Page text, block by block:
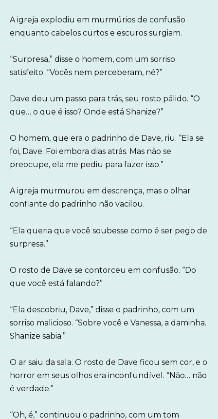
A igreja explodiu em murmúrios de confusão
enquanto cabelos curtos e escuros surgiam.
“Surpresa,” disse o homem, com um sorriso
satisfeito. “Vocês nem perceberam, né?”
Dave deu um passo para trás, seu rosto pálido. “O
que… o que é isso? Onde está Shanize?”
O homem, que era o padrinho de Dave, riu. “Ela se
foi, Dave. Foi embora dias atrás. Mas não se
preocupe, ela me pediu para fazer isso.”
A igreja murmurou em descrença, mas o olhar
confiante do padrinho não vacilou.
“Ela queria que você soubesse como é ser pego de
surpresa.”
O rosto de Dave se contorceu em confusão. “Do
que você está falando?”
“Ela descobriu, Dave,” disse o padrinho, com um
sorriso malicioso. “Sobre você e Vanessa, a daminha.
Shanize sabia.”
O ar saiu da sala. O rosto de Dave ficou sem cor, e o
horror em seus olhos era inconfundível. “Não… não
é verdade.”
“Oh, é,” continuou o padrinho, com um tom